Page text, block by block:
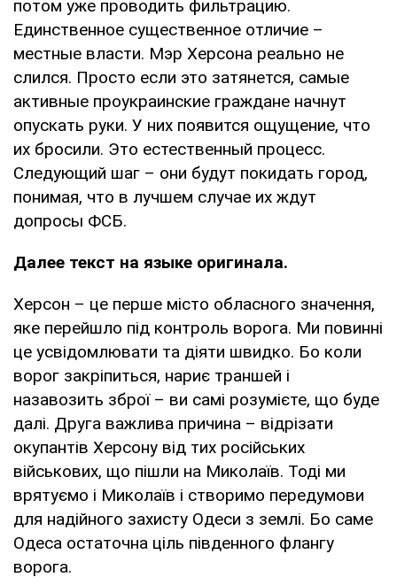
потом уже проводить фильтрацию.
Единственное существенное отличие –
местные власти. Мэр Херсона реально не
слился. Просто если это затянется, самые
активные проукраинские граждане начнут
опускать руки. У них появится ощущение, что
их бросили. Это естественный процесс.
Следующий шаг – они будут покидать город,
понимая, что в лучшем случае их ждут
допросы ФСБ.
Далее текст на языке оригинала.
Херсон – це перше місто обласного значення,
яке перейшло під контроль ворога. Ми повинні
це усвідомлювати та діяти швидко. Бо коли
ворог закріпиться, нариє траншей і
назавозить зброї – ви самі розумієте, що буде
далі. Друга важлива причина – відрізати
окупантів Херсону від тих російських
військових, що пішли на Миколаїв. Тоді ми
врятуємо і Миколаїв і створимо передумови
для надійного захисту Одеси з землі. Бо саме
Одеса остаточна ціль південного флангу
ворога.